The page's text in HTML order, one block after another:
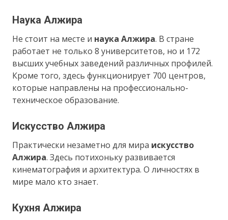
Наука Алжира
Не стоит на месте и наука Алжира. В стране
работает не только 8 университетов, но и 172
высших учебных заведений различных профилей.
Кроме того, здесь функционирует 700 центров,
которые направлены на профессионально-
техническое образование.
Искусство Алжира
Практически незаметно для мира искусство
Алжира. Здесь потихоньку развивается
кинематография и архитектура. О личностях в
мире мало кто знает.
Кухня Алжира